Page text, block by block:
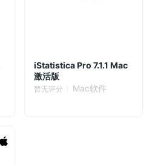
iStatistica Pro 7.1.1 Mac
激活版
暂无评分 Mac软件